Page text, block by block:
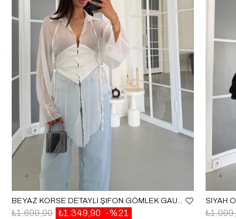
BEYAZ KORSE DETAYLI ŞIFON GÖMLEK GAUS-01797
%21
₺1.349,90
₺1.699,90